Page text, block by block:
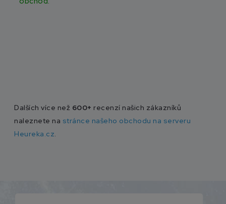
Dalších více než 600+ recenzí našich zákazníků
naleznete na stránce našeho obchodu na serveru
Heureka.cz.